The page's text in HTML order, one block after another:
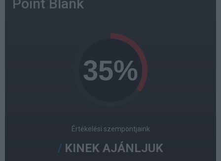
Point Blank
Értékelési szempontjaink
KINEK AJÁNLJUK